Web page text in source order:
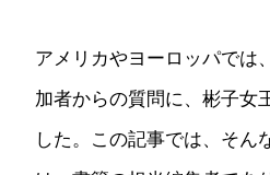
アメリカやヨーロッパでは
加者からの質問に、彬子女
した。この記事では、そん